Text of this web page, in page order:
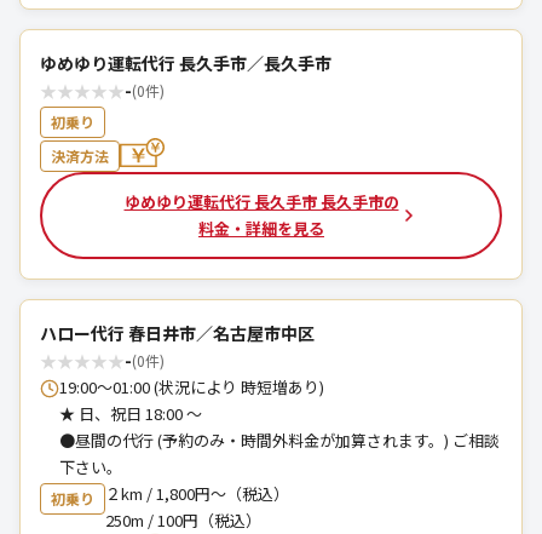
ゆめゆり運転代行 長久手市／長久手市
★★★★★-(0件)
初乗り
決済方法
ゆめゆり運転代行 長久手市 長久手市の
料金・詳細を見る
ハロー代行 春日井市／名古屋市中区
★★★★★-(0件)
19:00～01:00 (状況により 時短増あり)
★ 日、祝日 18:00 ～
●昼間の代行 (予約のみ・時間外料金が加算されます。) ご相談
下さい。
初乗り
２km / 1,800円〜（税込）
250m / 100円（税込）